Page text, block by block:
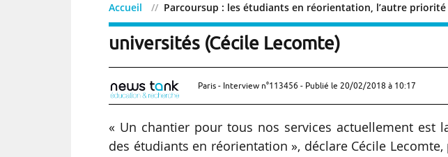
Accueil Parcoursup : les étudiants en réorientation, l’autre priorité
Parcoursup : les étudiants en
universités (Cécile Lecomte)
Paris - Interview n°113456 - Publié le 20/02/2018 à 10:17
« Un chantier pour tous nos services actuellement est
des étudiants en réorientation », déclare Cécile